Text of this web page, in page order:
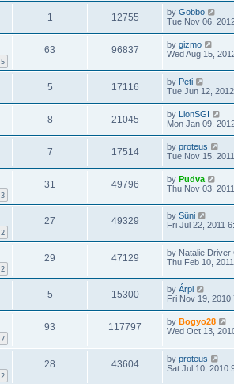
1 12755 by Gobbo
Tue Nov 06,
5
63 96837 by gizmo
Wed Aug 15,
5 17116 by Peti
Tue Jun 12,
8 21045 by LionSGI
Mon Jan 09,
7 17514 by proteus
Tue Nov 15,
3
31 49796 by Pudva
Thu Nov 03,
2
27 49329 by Süni
Fri Jul 22, 2011
2
29 47129 by Natalie Driver
Thu Feb 10,
5 15300 by Árpi
Fri Nov 19, 2010
7
93 117797 by Bogyo28
Wed Oct 13,
2
28 43604 by proteus
Sat Jul 10, 2010